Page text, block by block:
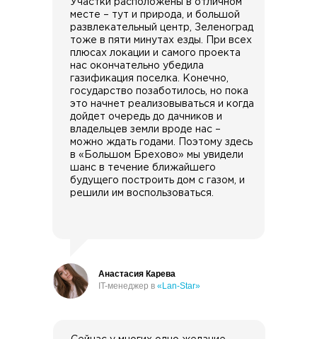
Участки расположены в отличном
месте – тут и природа, и большой
развлекательный центр, Зеленоград
тоже в пяти минутах езды. При всех
плюсах локации и самого проекта
нас окончательно убедила
газификация поселка. Конечно,
государство позаботилось, но пока
это начнет реализовываться и когда
дойдет очередь до дачников и
владельцев земли вроде нас –
можно ждать годами. Поэтому здесь
в «Большом Брехово» мы увидели
шанс в течение ближайшего
будущего построить дом с газом, и
решили им воспользоваться.
IT-менеджер в «Lan-Star»
Анастасия Карева